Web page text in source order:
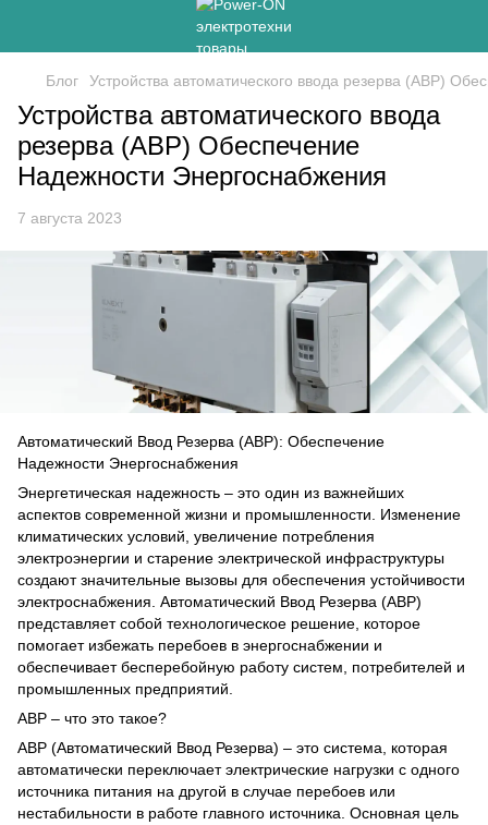
Блог Устройства автоматического ввода резерва (АВР)
Устройства автоматического ввода
резерва (АВР) Обеспечение
Надежности Энергоснабжения
7 августа 2023
Автоматический Ввод Резерва (АВР): Обеспечение
Надежности Энергоснабжения
Энергетическая надежность – это один из важнейших
аспектов современной жизни и промышленности. Изменение
климатических условий, увеличение потребления
электроэнергии и старение электрической инфраструктуры
создают значительные вызовы для обеспечения устойчивости
электроснабжения. Автоматический Ввод Резерва (АВР)
представляет собой технологическое решение, которое
помогает избежать перебоев в энергоснабжении и
обеспечивает бесперебойную работу систем, потребителей и
промышленных предприятий.
АВР – что это такое?
АВР (Автоматический Ввод Резерва) – это система, которая
автоматически переключает электрические нагрузки с одного
источника питания на другой в случае перебоев или
нестабильности в работе главного источника. Основная цель